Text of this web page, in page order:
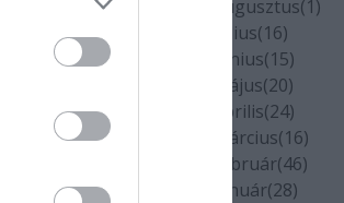
2020 augusztus(1)
2020 július(16)
2020 június(15)
2020 május(20)
2020 április(24)
2020 március(16)
2020 február(46)
2020 január(28)